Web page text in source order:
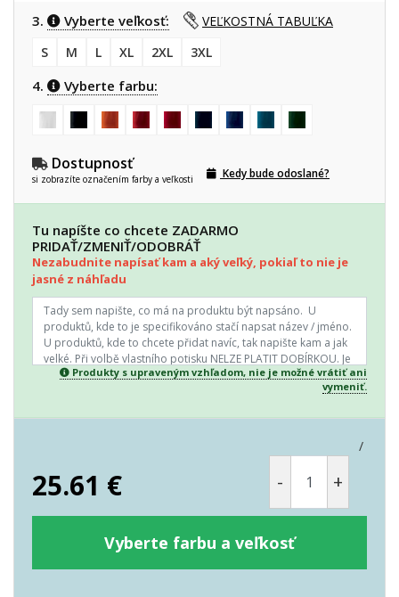
3. Vyberte veľkosť:
VEĽKOSTNÁ TABUĽKA
S
M L XL 2XL 3XL
4. Vyberte farbu:
Dostupnosť
si zobrazíte označením farby a veľkosti Kedy bude odoslané?
Tu napíšte co chcete ZADARMO
PRIDAŤ/ZMENIŤ/ODOBRÁŤ
Nezabudnite napísať kam a aký veľký, pokiaľ to nie je
jasné z náhľadu
Produkty s upraveným vzhľadom, nie je možné vrátiť ani
vymeniť.
/
25.61 € - +
Vyberte farbu a veľkosť